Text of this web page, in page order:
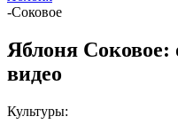
-Соковое
Яблоня Соковое:
видео
Культуры: